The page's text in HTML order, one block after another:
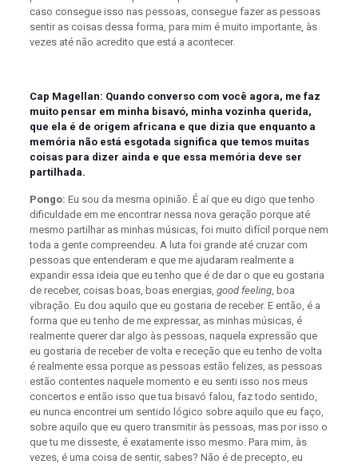
caso consegue isso nas pessoas, consegue fazer as pessoas
sentir as coisas dessa forma, para mim é muito importante, às
vezes até não acredito que está a acontecer.
Cap Magellan: Quando converso com você agora, me faz
muito pensar em minha bisavó, minha vozinha querida,
que ela é de origem africana e que dizia que enquanto a
memória não está esgotada significa que temos muitas
coisas para dizer ainda e que essa memória deve ser
partilhada.
Pongo: Eu sou da mesma opinião. É aí que eu digo que tenho
dificuldade em me encontrar nessa nova geração porque até
mesmo partilhar as minhas músicas, foi muito difícil porque nem
toda a gente compreendeu. A luta foi grande até cruzar com
pessoas que entenderam e que me ajudaram realmente a
expandir essa ideia que eu tenho que é de dar o que eu gostaria
de receber, coisas boas, boas energias, good feeling, boa
vibração. Eu dou aquilo que eu gostaria de receber. E então, é a
forma que eu tenho de me expressar, as minhas músicas, é
realmente querer dar algo às pessoas, naquela expressão que
eu gostaria de receber de volta e receção que eu tenho de volta
é realmente essa porque as pessoas estão felizes, as pessoas
estão contentes naquele momento e eu senti isso nos meus
concertos e então isso que tua bisavó falou, faz todo sentido,
eu nunca encontrei um sentido lógico sobre aquilo que eu faço,
sobre aquilo que eu quero transmitir às pessoas, mas por isso o
que tu me disseste, é exatamente isso mesmo. Para mim, às
vezes, é uma coisa de sentir, sabes? Não é de precepto, eu